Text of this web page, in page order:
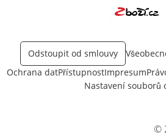
Odstoupit od smlouvy
Ochrana datPřístupnostImpresum
Nastavení souborů
©